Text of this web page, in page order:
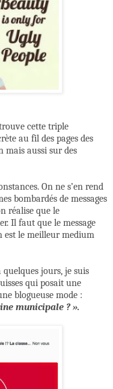
cette triple
au fil des pages des
mais aussi sur des
On ne s’en rend
bombardés de messages
réalise que le
Il faut que le message
est le meilleur medium
jours, je suis
qui posait une
blogueuse mode :
municipale ? ».